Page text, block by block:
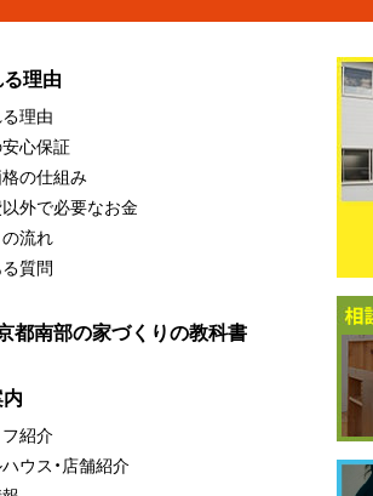
理由
理由
心保証
の仕組み
外で必要なお金
流れ
質問
都南部の家づくりの教科書
紹介
ウス・店舗紹介